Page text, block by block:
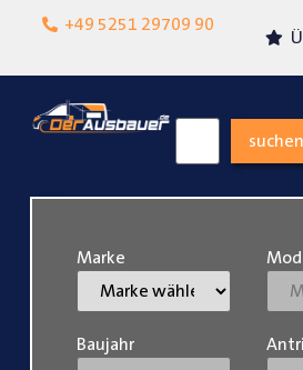
+49 5251 29709 90
Lokalgeschäft in
suchen
Marke
Baujahr